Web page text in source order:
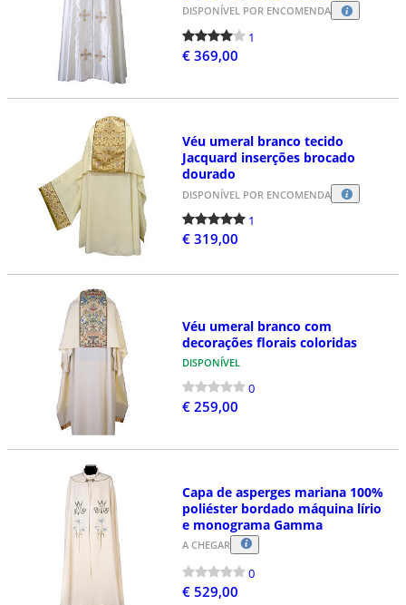
DISPONÍVEL POR ENCOMENDA
1
€ 369,00
Véu umeral branco tecido
Jacquard inserções brocado
dourado
DISPONÍVEL POR ENCOMENDA
1
€ 319,00
Véu umeral branco com
decorações florais coloridas
DISPONÍVEL
0
€ 259,00
Capa de asperges mariana 100%
poliéster bordado máquina lírio
e monograma Gamma
A CHEGAR
0
€ 529,00